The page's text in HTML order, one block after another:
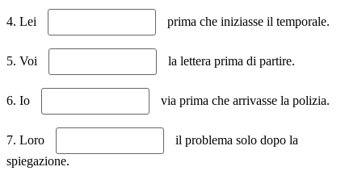
4. Lei prima che iniziasse il temporale.
5. Voi la lettera prima di partire.
6. Io via prima che arrivasse la polizia.
7. Loro
il problema solo dopo la
spiegazione.